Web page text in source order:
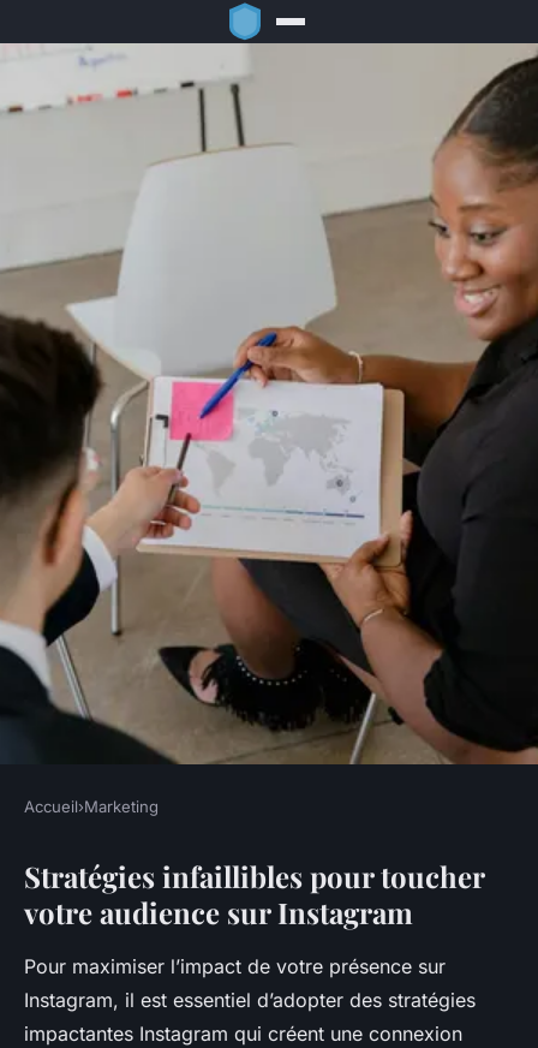
Maîtrisez l'art de toucher votre
audience sur Instagram avec
ces stratégies infaillibles !
Nolan• 20 juillet 2025 • 6 min de lecture
Accueil›Marketing
Stratégies infaillibles pour toucher
votre audience sur Instagram
Pour maximiser l’impact de votre présence sur
Instagram, il est essentiel d’adopter des stratégies
impactantes Instagram qui créent une connexion